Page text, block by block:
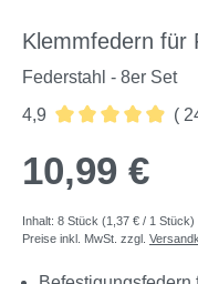
Klemmfedern für
Federstahl - 8er Set
4,9
(
10,99 €
Inhalt: 8 Stück (1,37 € / 1 Stück)
Preise inkl. MwSt. zzgl.